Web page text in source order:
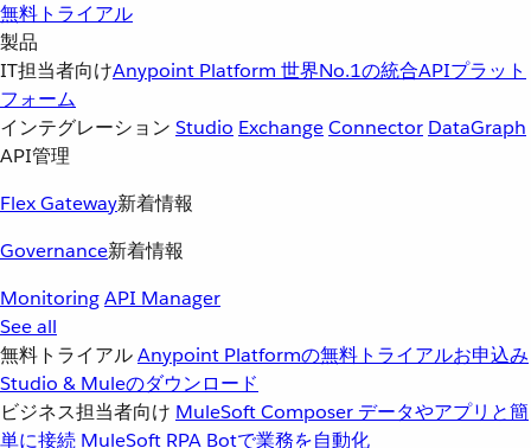
無料トライアル
製品
IT担当者向けAnypoint Platform 世界No.1の統合APIプラット
フォーム
インテグレーション Studio ExchangeConnector DataGraph
API管理
Flex Gateway新着情報
Governance新着情報
MonitoringAPI Manager
See all
無料トライアルAnypoint Platformの無料トライアルお申込み
Studio & Muleのダウンロード
ビジネス担当者向け MuleSoft Composer データやアプリと簡
単に接続 MuleSoft RPA Botで業務を自動化